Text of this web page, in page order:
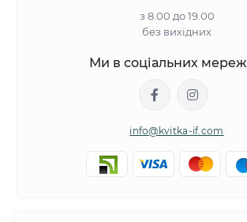
з 8.00 до 19.00
без вихідних
Ми в соціальних
info@kvitka-if.com